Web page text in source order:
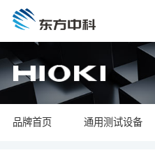
品牌首页 通用测试设备